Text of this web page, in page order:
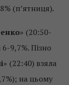
(п’ятниця).
» (20:50-
9,7%. Пізно
» (22:40) взяла
на цьому